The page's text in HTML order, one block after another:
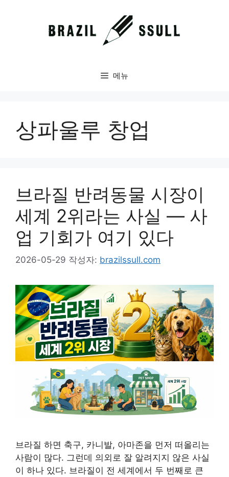
메뉴
상파울루 창업
브라질 반려동물 시장이
세계 2위라는 사실 — 사
업 기회가 여기 있다
2026-05-29 작성자: brazilssull.com
브라질 하면 축구, 카니발, 아마존을 먼저 떠올리는
사람이 많다. 그런데 의외로 잘 알려지지 않은 사실
이 하나 있다. 브라질이 전 세계에서 두 번째로 큰